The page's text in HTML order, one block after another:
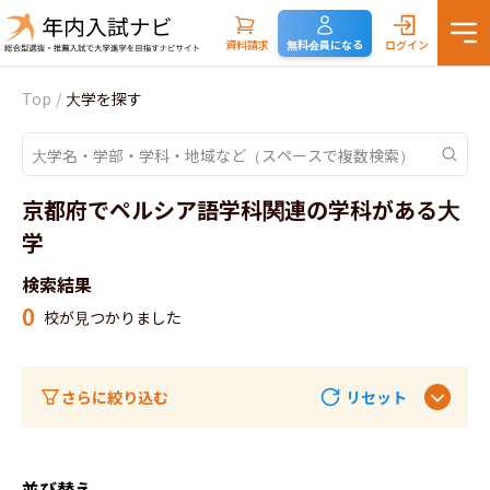
資料請求 無料会員になる ログイン
Top / 大学を探す
京都府でペルシア語学科関連の学科がある大
学
検索結果
0 校が見つかりました
さらに絞り込む リセット